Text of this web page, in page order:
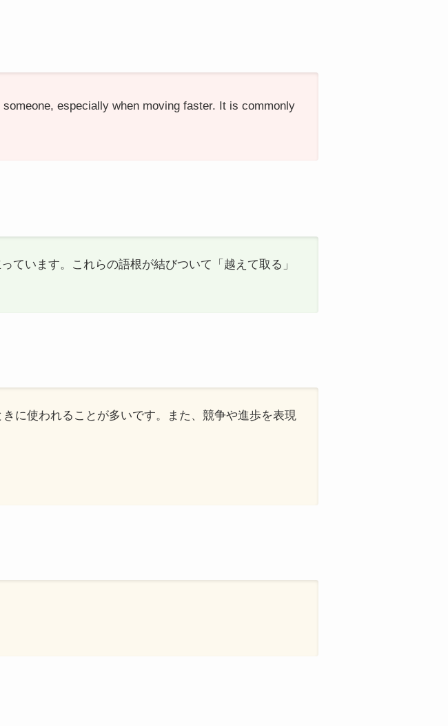
especially when moving faster. It is commonly
ています。これらの語根が結びついて「越えて取る」
に使われることが多いです。また、競争や進歩を表現